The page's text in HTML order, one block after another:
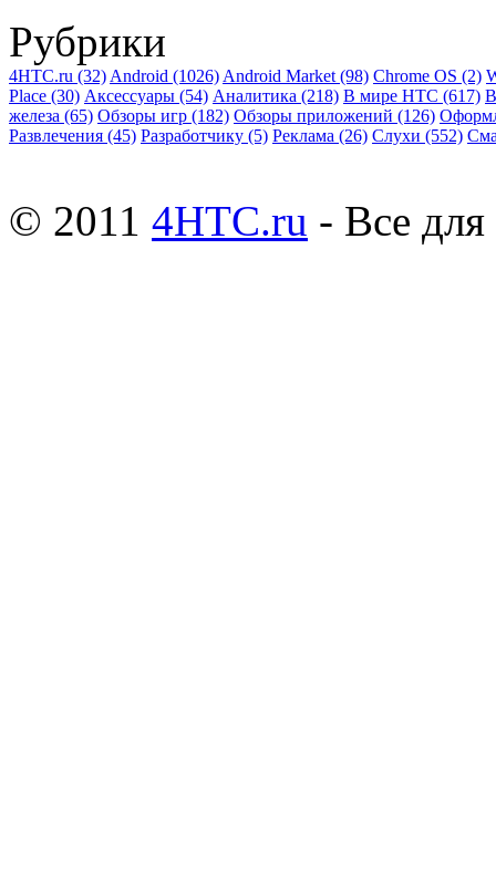
Рубрики
4HTC.ru (32)Android (1026)Android Market(98) Chrome OS (2)
Place (30) Аксессуары (54) Аналитика (218) В мире HTC (617)
железа (65) Обзоры игр (182) Обзоры приложений (126)
Развлечения (45) Разработчику (5) Реклама (26) Слухи (552)
© 2011 4HTC.ru - Все